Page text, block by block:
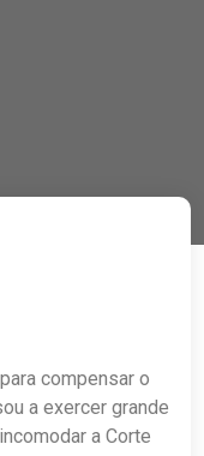
compensar o
a exercer grande
a Corte